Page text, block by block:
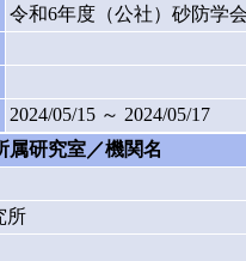
令和6年度（公社）砂防学
2024/05/15 ～ 2024/05/17
属研究室／機関名
所